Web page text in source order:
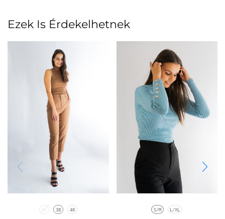
Ezek Is Érdekelhetnek
36 38 40 S/M L/XL